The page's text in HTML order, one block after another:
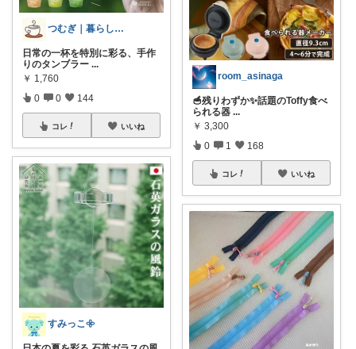
つむぎ｜暮らしを少し豊かに
日常の一杯を特別に彩る、手作
りのタンブラー ...
￥ 1,760
0 0 144
コレ いいね
すみっこ𖧷
room_asinaga
🥣残りわずか✨話題のToffy食べ
られる器 ...
￥ 3,300
0 1 168
コレ いいね